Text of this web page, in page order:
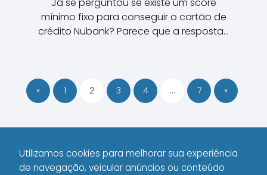
mínimo fixo para conseguir o cartão de
crédito Nubank? Parece que a resposta…
« 1 2 3 4 … 7 »
Utilizamos cookies para melhorar sua experiência
de navegação, veicular anúncios ou conteúdo